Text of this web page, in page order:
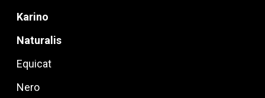
Karino
Naturalis
Equicat
Nero